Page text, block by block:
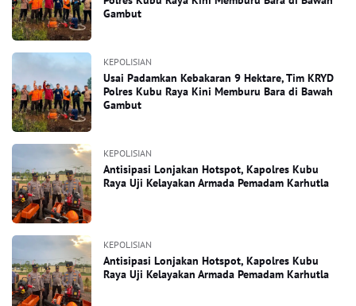
Gambut
KEPOLISIAN
Usai Padamkan Kebakaran 9 Hektare, Tim KRYD
Polres Kubu Raya Kini Memburu Bara di Bawah
Gambut
KEPOLISIAN
Antisipasi Lonjakan Hotspot, Kapolres Kubu
Raya Uji Kelayakan Armada Pemadam Karhutla
KEPOLISIAN
Antisipasi Lonjakan Hotspot, Kapolres Kubu
Raya Uji Kelayakan Armada Pemadam Karhutla